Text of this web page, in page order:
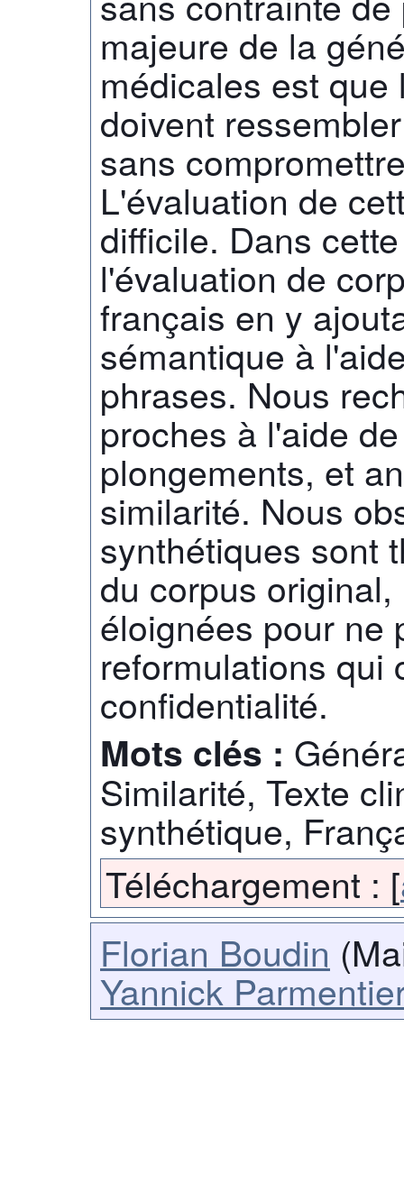
majeure de la
médicales est
doivent
sans
L'évaluation de
difficile. Dans
l'évaluation de
français en y
sémantique à
phrases. Nous
proches à l'aide
plongements, et
similarité. Nous
synthétiques sont
du corpus
éloignées pour ne
reformulations qui
confidentialité.
Mots clés :
Similarité, Texte
synthétique,
Téléchargement : [
Florian Boudin
Yannick